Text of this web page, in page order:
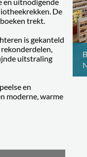
De
trekt.
is gekanteld
uitstraling
en
moderne, warme